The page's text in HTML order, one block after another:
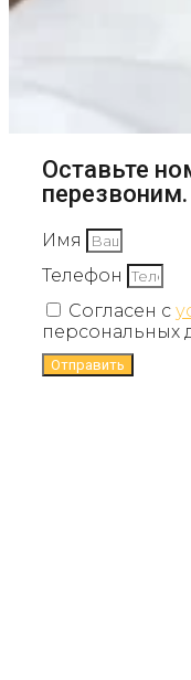
Оставьте
перезвоним.
Имя
Телефон
Согласен с
персональных
Отправить